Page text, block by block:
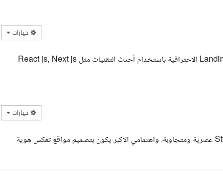
خيارات
أهلا يونس ، أنا مطور مواقع ويب متخصص فى إنشاء ال Landing Pages الاحترافية باستخدام أحدث التقنيات مثل React js, Next js
خيارات
السلام عليكم معك مطور ومصمم ويب متخصص في بناء مواقع Static عصرية ومتجاوبة، واهتمامي الأكبر يكون بتصميم مواقع تعكس هوية